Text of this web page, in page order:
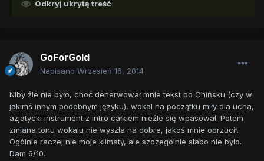
Odkryj ukrytą treść
GoForGold
Napisano Wrzesień 16, 2014
Niby źle nie było, choć denerwował mnie tekst po Chińsku (czy w
jakimś innym podobnym języku), wokal na początku miły dla ucha,
azjatycki instrument z intro całkiem nieźle się wpasował. Potem
zmiana tonu wokalu nie wyszła na dobre, jakoś mnie odrzucił.
Ogólnie raczej nie moje klimaty, ale szczególnie słabo nie było.
Dam 6/10.